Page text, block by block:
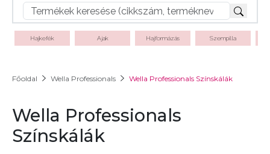
Hajkefék Ajak Hajformázás Szempilla
Főoldal Wella Professionals Wella Professionals Színskálák
Wella Professionals
Színskálák